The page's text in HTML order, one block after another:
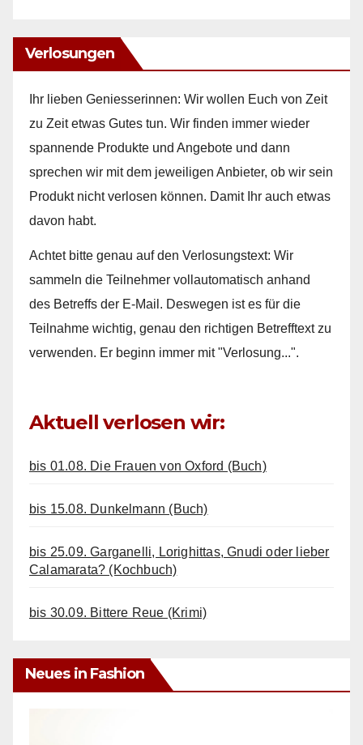
Verlosungen
Ihr lieben Geniesserinnen: Wir wollen Euch von Zeit
zu Zeit etwas Gutes tun. Wir finden immer wieder
spannende Produkte und Angebote und dann
sprechen wir mit dem jeweiligen Anbieter, ob wir sein
Produkt nicht verlosen können. Damit Ihr auch etwas
davon habt.
Achtet bitte genau auf den Verlosungstext: Wir
sammeln die Teilnehmer vollautomatisch anhand
des Betreffs der E-Mail. Deswegen ist es für die
Teilnahme wichtig, genau den richtigen Betrefftext zu
verwenden. Er beginn immer mit "Verlosung...".
Aktuell verlosen wir:
bis 01.08. Die Frauen von Oxford (Buch)
bis 15.08. Dunkelmann (Buch)
bis 25.09. Garganelli, Lorighittas, Gnudi oder lieber
Calamarata? (Kochbuch)
bis 30.09. Bittere Reue (Krimi)
Neues in Fashion